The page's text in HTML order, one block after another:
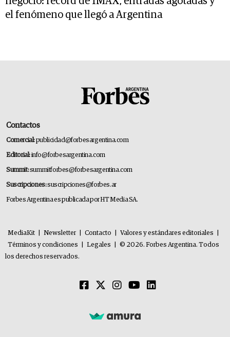
el fenómeno que llegó a Argentina
Contactos
Comercial:publicidad@forbesargentina.com
Editorial:info@forbesargentina.com
Summit:summitforbes@forbesargentina.com
Suscripciones:suscripciones@forbes.ar
Forbes Argentina es publicada por HT Media SA.
MediaKit Newsletter Contacto Valores y estándares editoriales
Términos y condiciones
Legales
© 2026. Forbes Argentina. Todos
los derechos reservados.